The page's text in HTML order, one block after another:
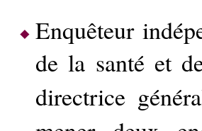
Enquêteur
de la santé et
directrice